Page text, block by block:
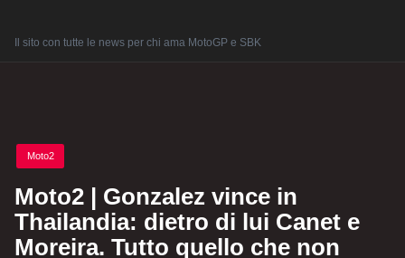
Il sito con tutte le news per chi ama MotoGP e SBK
Posted
in
Moto2
Moto2 | Gonzalez vince in
Thailandia: dietro di lui Canet e
Moreira. Tutto quello che non